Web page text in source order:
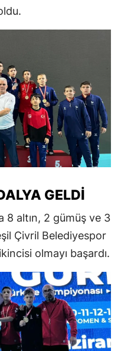
GELDI
8 altın, 2 gümüş ve 3
Çivril Belediyespor
olmayı başardı.